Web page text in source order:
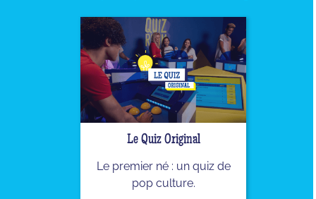
Le Quiz Original
Le premier né : un quiz de
pop culture.